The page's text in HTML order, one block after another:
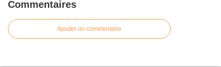
Commentaires
Ajouter un commentaire